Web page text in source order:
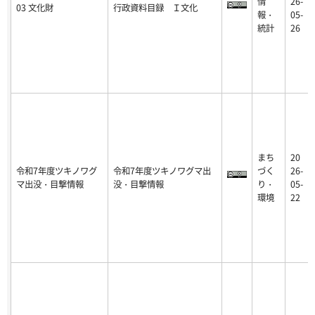
03 文化財 行政資料目録 Ｉ文化
報・
統計
05-
26
令和7年度ツキノワグ
マ出没・目撃情報
令和7年度ツキノワグマ出
没・目撃情報
まち
づく
り・
環境
20
26-
05-
22